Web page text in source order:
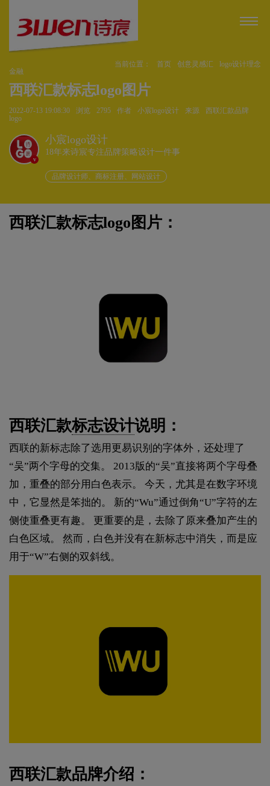
当前位置： 首页 创意灵感汇
logo设计理念
金融
西联汇款标志logo图片
2022-07-13 19:08:30 浏览 2795 作者 小宸logo设计 来源
西联汇款品牌
logo
v
小宸logo设计
18年来诗宸专注品牌策略设计一件事
品牌设计师、商标注册、网站设计
西联汇款标志logo图片：
西联汇款标志设计说明：
西联的新标志除了选用更易识别的字体外，还处理了
“吴”两个字母的交集。 2013版的“吴”直接将两个字母叠
加，重叠的部分用白色表示。 今天，尤其是在数字环境
中，它显然是笨拙的。 新的“Wu”通过倒角“U”字符的左
侧使重叠更有趣。 更重要的是，去除了原来叠加产生的
白色区域。 然而，白色并没有在新标志中消失，而是应
用于“W”右侧的双斜线。
西联汇款品牌介绍：